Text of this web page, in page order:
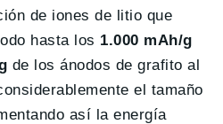
de iones de litio que
hasta los 1.000 mAh/g
de los ánodos de grafito al
el tamaño
así la energía